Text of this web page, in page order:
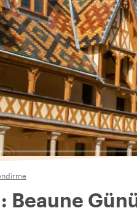
Beaune